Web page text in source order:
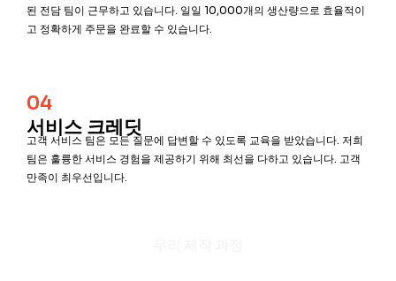
된 전담 팀이 근무하고 있습니다. 일일 10,000개의 생산량으로 효율적이
고 정확하게 주문을 완료할 수 있습니다.
04
서비스 크레딧
고객 서비스 팀은 모든 질문에 답변할 수 있도록 교육을 받았습니다. 저희
팀은 훌륭한 서비스 경험을 제공하기 위해 최선을 다하고 있습니다. 고객
만족이 최우선입니다.